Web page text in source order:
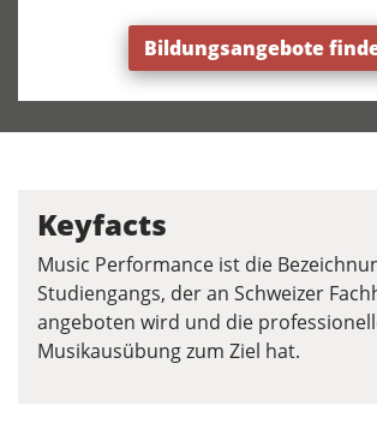
Bildungsangebote
Keyfacts
Music Performance ist die
Studiengangs, der an Schweizer
angeboten wird und die
Musikausübung zum Ziel hat.